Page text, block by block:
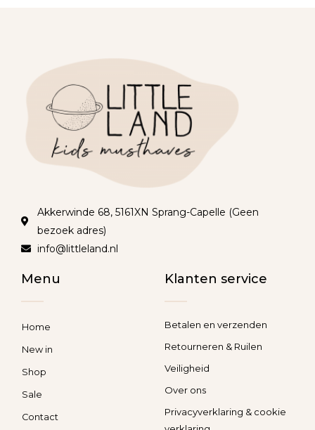
Akkerwinde 68, 5161XN Sprang-Capelle (Geen
bezoek adres)
info@littleland.nl
Menu
Home
New in
Shop
Sale
Contact
Klanten service
Betalen en verzenden
Retourneren & Ruilen
Veiligheid
Over ons
Privacyverklaring & cookie